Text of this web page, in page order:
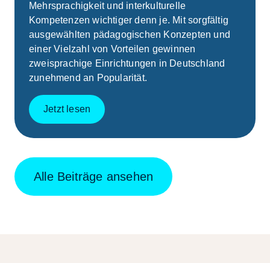
Mehrsprachigkeit und interkulturelle
Kompetenzen wichtiger denn je. Mit sorgfältig
ausgewählten pädagogischen Konzepten und
einer Vielzahl von Vorteilen gewinnen
zweisprachige Einrichtungen in Deutschland
zunehmend an Popularität.
Jetzt lesen
Alle Beiträge ansehen